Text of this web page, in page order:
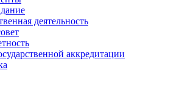
деятельность
аккредитации